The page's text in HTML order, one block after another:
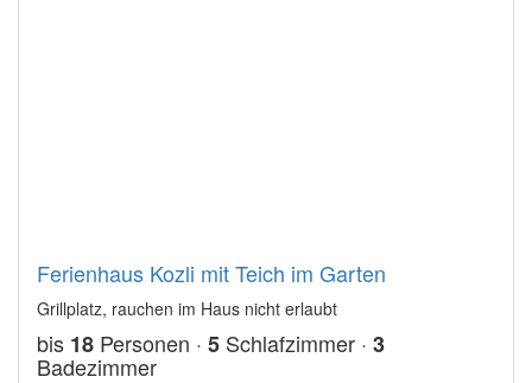
Ferienhaus Kozli mit Teich im Garten
Grillplatz, rauchen im Haus nicht erlaubt
bis 18 Personen · 5 Schlafzimmer · 3
Badezimmer